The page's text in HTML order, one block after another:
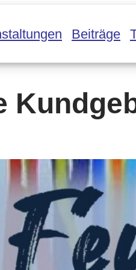
Beiträge